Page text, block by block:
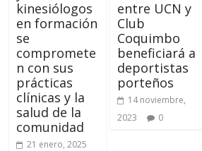
kinesiólogos
en formación
se
compromete
n con sus
prácticas
clínicas y la
salud de la
comunidad
21 enero, 2025
entre UCN y
Club
Coquimbo
beneficiará a
deportistas
porteños
14 noviembre,
2023
0